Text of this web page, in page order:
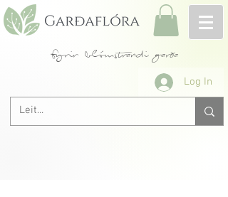
fyrir blómstrandi garða
Log In